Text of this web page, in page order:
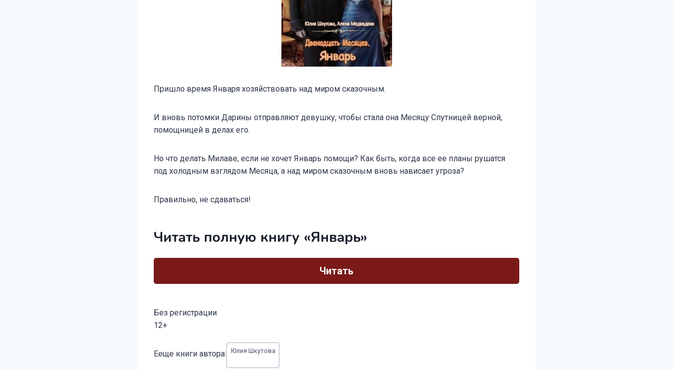
Пришло время Января хозяйствовать над миром сказочным.
И вновь потомки Дарины отправляют девушку, чтобы стала она Месяцу Спутницей верной,
помощницей в делах его.
Но что делать Милаве, если не хочет Январь помощи? Как быть, когда все ее планы рушатся
под холодным взглядом Месяца, а над миром сказочным вновь нависает угроза?
Правильно, не сдаваться!
Читать полную книгу «Январь»
Читать
Без регистрации
12+
записи:
Ееще книги автора: Юлия Шкутова